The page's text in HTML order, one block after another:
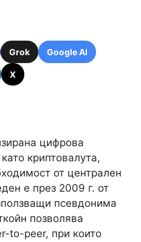
Grok Google AI
X
цифрова
криптовалута,
от централен
е през 2009 г. от
псевдонима
позволява
to-peer, при които